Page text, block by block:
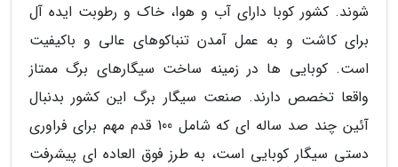
شوند. کشور کوبا دارای آب و هوا، خاک و رطوبت ایده آل
برای کاشت و به عمل آمدن تنباکوهای عالی و باکیفیت
است. کوبایی ها در زمینه ساخت سیگارهای برگ ممتاز
واقعا تخصص دارند. صنعت سیگار برگ این کشور بدنبال
آئین چند صد ساله ای که شامل 100 قدم مهم برای فراوری
دستی سیگار کوبایی است، به طرز فوق العاده ای پیشرفت